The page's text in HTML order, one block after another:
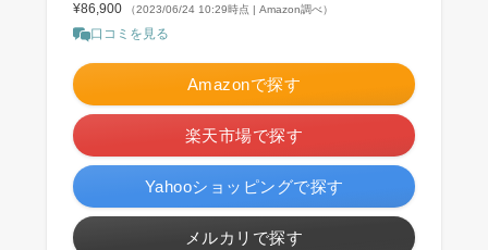
¥86,900 （2023/06/24 10:29時点 | Amazon調べ）
口コミを見る
Amazonで探す
楽天市場で探す
Yahooショッピングで探す
メルカリで探す